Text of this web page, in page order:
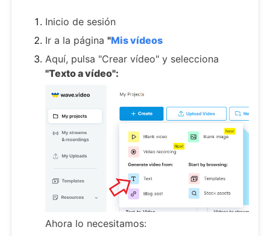
Inicio de sesión
Ir a la página "Mis vídeos
Aquí, pulsa "Crear vídeo" y selecciona
"Texto a vídeo":
Ahora lo necesitamos: